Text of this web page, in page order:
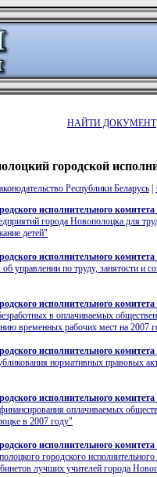
НАЙТИ ДОКУМЕНТ
городской
Республики Беларусь |
исполнительного
города Новополоцка для
детей"
исполнительного
управлении по труду, занятости и
исполнительного
в оплачиваемых
временных рабочих мест на 2007
исполнительного
нормативных правовых
исполнительного
оплачиваемых
в 2007 году"
исполнительного
городского исполнительного
лучших учителей города